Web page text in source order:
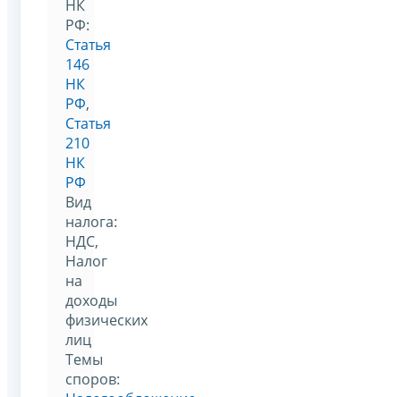
НК
РФ:
Статья
146
НК
РФ,
Статья
210
НК
РФ
Вид
налога:
НДС,
Налог
на
доходы
физических
лиц
Темы
споров: